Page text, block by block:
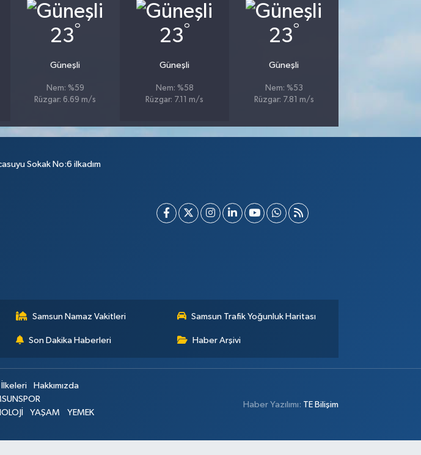
23°
Güneşli
Nem: %59
Rüzgar: 6.69 m/s
23°
Güneşli
Nem: %58
Rüzgar: 7.11 m/s
23°
Güneşli
Nem: %53
Rüzgar: 7.81 m/s
Sokak No:6 ilkadım
Samsun Namaz Vakitleri Samsun Trafik Yoğunluk Haritası
Son Dakika Haberleri Haber Arşivi
İlkeleri
Hakkımızda
YAŞAM YEMEK
Haber Yazılımı: TE Bilişim